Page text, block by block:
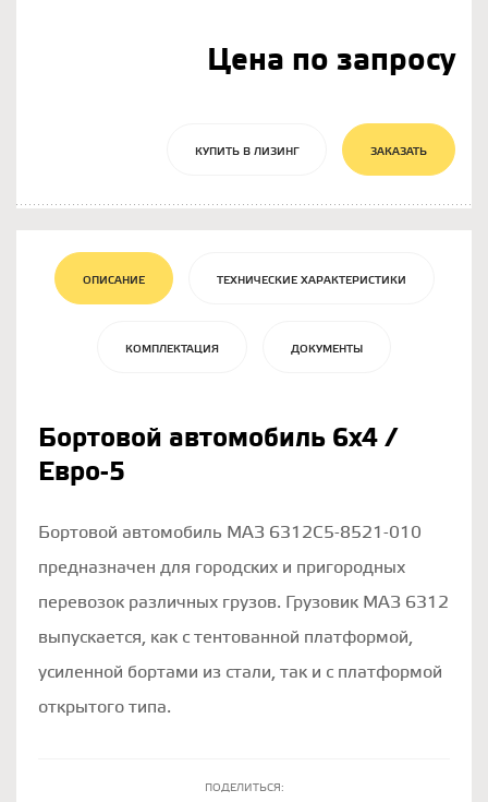
Цена по запросу
КУПИТЬ В ЛИЗИНГ ЗАКАЗАТЬ
ОПИСАНИЕ ТЕХНИЧЕСКИЕ ХАРАКТЕРИСТИКИ
КОМПЛЕКТАЦИЯ ДОКУМЕНТЫ
Бортовой автомобиль 6х4 /
Евро-5
Бортовой автомобиль МАЗ 6312С5-8521-010
предназначен для городских и пригородных
перевозок различных грузов. Грузовик МАЗ 6312
выпускается, как с тентованной платформой,
усиленной бортами из стали, так и с платформой
открытого типа.
ПОДЕЛИТЬСЯ: